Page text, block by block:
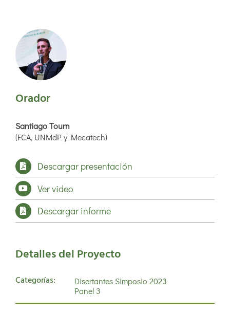
Orador
Santiago Tourn
(FCA, UNMdP y Mecatech)
Descargar presentación
Ver video
Descargar informe
Detalles del Proyecto
Categorías:
Disertantes Simposio 2023
Panel 3